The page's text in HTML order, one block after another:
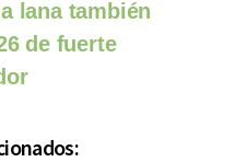
lana también
de fuerte